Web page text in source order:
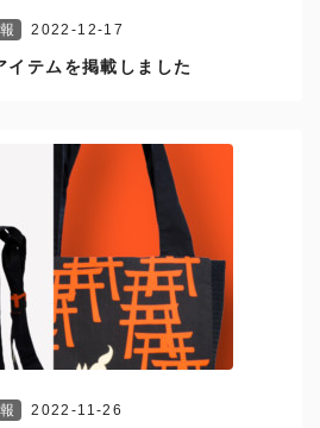
2022-12-17
テムを掲載しました
2022-11-26